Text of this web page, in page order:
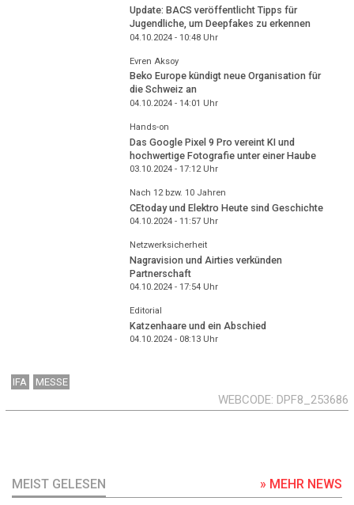
Update: BACS veröffentlicht Tipps für
Jugendliche, um Deepfakes zu erkennen
04.10.2024 - 10:48Uhr
Evren Aksoy
Beko Europe kündigt neue Organisation für
die Schweiz an
04.10.2024 - 14:01 Uhr
Hands-on
Das Google Pixel 9 Pro vereint KI und
hochwertige Fotografie unter einer Haube
03.10.2024 - 17:12Uhr
Nach 12 bzw. 10 Jahren
CEtoday und Elektro Heute sind Geschichte
04.10.2024 - 11:57Uhr
Netzwerksicherheit
Nagravision und Airties verkünden
Partnerschaft
04.10.2024 - 17:54Uhr
Editorial
Katzenhaare und ein Abschied
04.10.2024 - 08:13Uhr
IFA MESSE
WEBCODE DPF8_253686
MEIST GELESEN » MEHR NEWS